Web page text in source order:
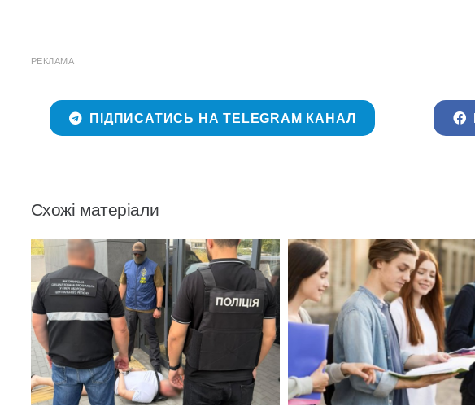
РЕКЛАМА
ПІДПИСАТИСЬ НА TELEGRAM КАНАЛ
Схожі матеріали